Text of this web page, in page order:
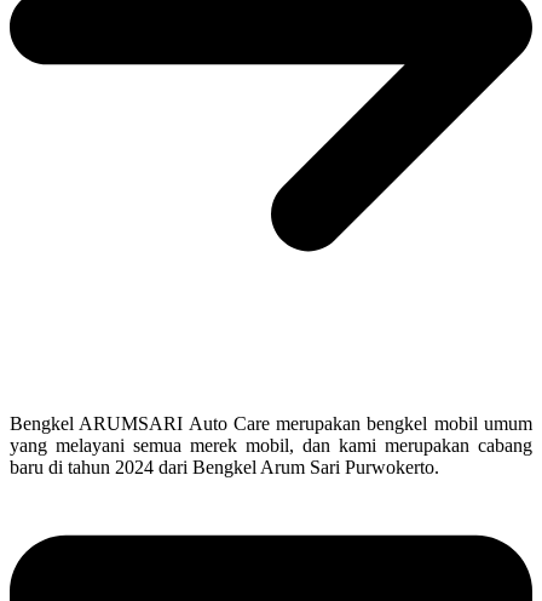
Bengkel ARUMSARI Auto Care merupakan bengkel mobil umum
yang melayani semua merek mobil, dan kami merupakan cabang
baru di tahun 2024 dari Bengkel Arum Sari Purwokerto.